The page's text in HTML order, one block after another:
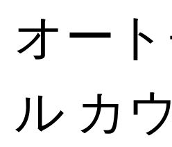
オー
ル カ